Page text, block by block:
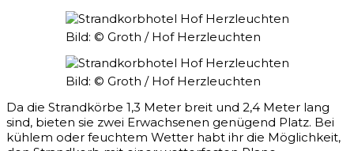
Bild: © Groth / Hof Herzleuchten
Bild: © Groth / Hof Herzleuchten
Da die Strandkörbe 1,3 Meter breit und 2,4 Meter lang
sind, bieten sie zwei Erwachsenen genügend Platz. Bei
kühlem oder feuchtem Wetter habt ihr die Möglichkeit,